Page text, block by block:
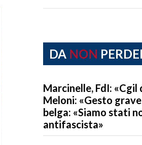
DA NON
Marcinelle, FdI: «Cgil
Meloni: «Gesto
belga: «Siamo stati
antifascista»